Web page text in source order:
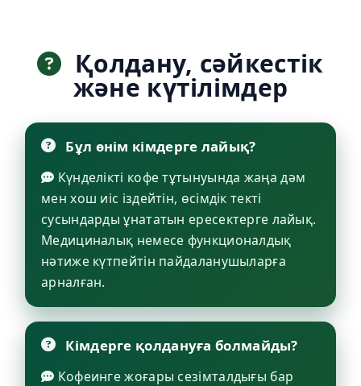
Қолдану, сәйкестік
және күтілімдер
Бұл өнім кімдерге лайық?
Күнделікті кофе тұтынуында жаңа дәм
мен хош иіс іздейтін, өсімдік текті
сусындарды ұнататын ересектерге лайық.
Медициналық немесе функционалдық
нәтиже күтпейтін пайдаланушыларға
арналған.
Кімдерге қолдануға болмайды?
Кофеинге жоғары сезімталдығы бар